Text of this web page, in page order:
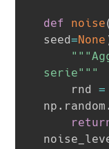
def noise(
seed=None
serie"""
    rnd
=
np . random .